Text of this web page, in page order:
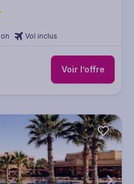
Vol inclus
Voir l’offre